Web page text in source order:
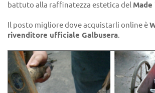
battuto alla raffinatezza estetica del
Il posto migliore dove acquistarli online è
rivenditore ufficiale Galbusera.